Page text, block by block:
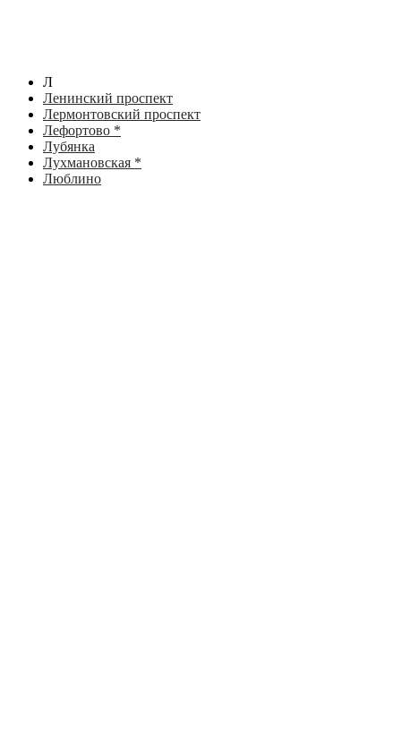
Л
Ленинский проспект
Лермонтовский проспект
Лефортово *
Лубянка
Лухмановская *
Люблино